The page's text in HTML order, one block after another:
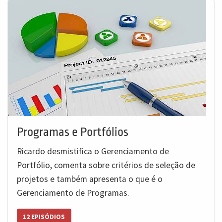
Programas e Portfólios
Ricardo desmistifica o Gerenciamento de
Portfólio, comenta sobre critérios de seleção de
projetos e também apresenta o que é o
Gerenciamento de Programas.
12 EPISÓDIOS